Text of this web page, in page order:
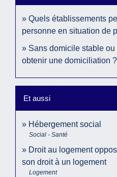
Quels établissements
personne en situation de
Sans domicile stable
obtenir une domiciliation ?
Et aussi
Hébergement social
Social - Santé
Droit au logement
son droit à un logement
Logement